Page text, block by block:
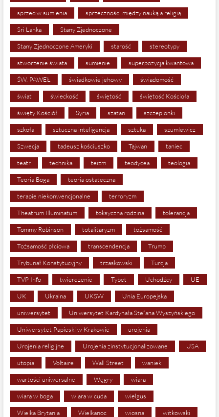
sprzeciw sumienia sprzeczności między nauką a religią
Sri Lanka Stany Zjednoczone
Stany Zjednoczone Ameryki starość stereotypy
stworzenie świata sumienie superpozycja kwantowa
ŚW. PAWEŁ świadkowie jehowy świadomość
świat świeckość świętość świętość Kościoła
święty Kościół Syria szatan szczepionki
szkoła sztuczna inteligencja sztuka szumlewicz
Szwecja tadeusz kościuszko Tajwan taniec
teatr technika teizm teodycea teologia
Teoria Boga teoria ostateczna
terapie niekonwencjonalne terroryzm
Theatrum Illuminatum toksyczna rodzina tolerancja
Tommy Robinson totalitaryzm tożsamość
Tożsamość płciowa transcendencja Trump
Trybunał Konstytucyjny trzaskowski Turcja
TVP Info twierdzenie Tybet Uchodźcy UE
UK Ukraina UKSW Unia Europejska
uniwersytet Uniwersytet Kardynała Stefana Wyszyńskiego
Uniwersytet Papieski w Krakowie urojenia
Urojenia religijne Urojenia zinstytucjonalizowane USA
utopia Voltaire Wall Street waniek
wartości uniwersalne Węgry wiara
wiara w boga wiara w cuda wielgus
Wielka Brytania Wielkanoc wiosna witkowski